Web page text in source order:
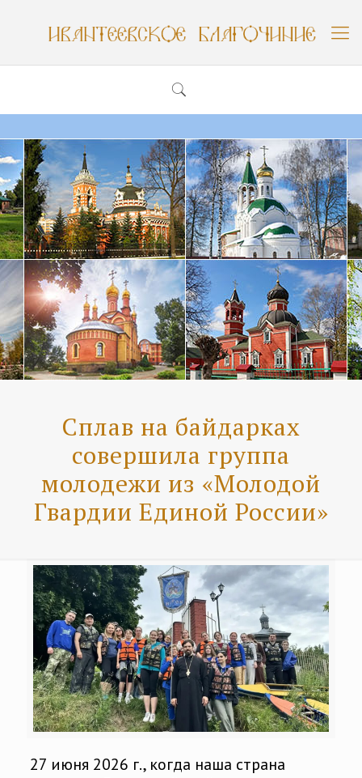
Сплав на байдарках
совершила группа
молодежи из «Молодой
Гвардии Единой России»
27 июня 2026 г., когда наша страна